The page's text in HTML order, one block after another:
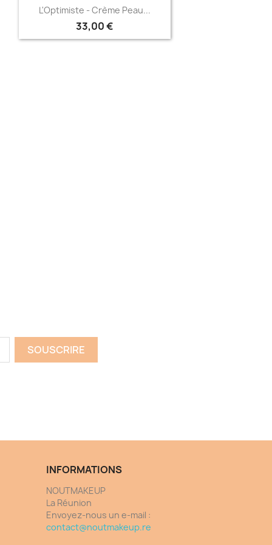
Aperçu rapide
L'Optimiste - Crème Peau...
33,00 €
INFORMATIONS
NOUTMAKEUP
La Réunion
Envoyez-nous un e-mail :
contact@noutmakeup.re